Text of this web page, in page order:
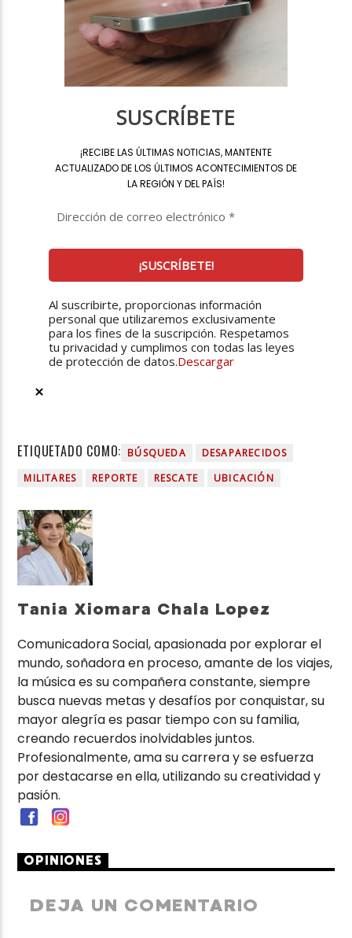
SUSCRÍBETE
¡RECIBE LAS ÚLTIMAS NOTICIAS, MANTENTE
ACTUALIZADO DE LOS ÚLTIMOS ACONTECIMIENTOS DE
LA REGIÓN Y DEL PAÍS!
Al suscribirte, proporcionas información
personal que utilizaremos exclusivamente
para los fines de la suscripción. Respetamos
tu privacidad y cumplimos con todas las leyes
de protección de datos.Descargar
ETIQUETADO COMO: BÚSQUEDA
DESAPARECIDOS
MILITARES
REPORTE RESCATE UBICACIÓN
Tania Xiomara Chala Lopez
Comunicadora Social, apasionada por explorar el
mundo, soñadora en proceso, amante de los viajes,
la música es su compañera constante, siempre
busca nuevas metas y desafíos por conquistar, su
mayor alegría es pasar tiempo con su familia,
creando recuerdos inolvidables juntos.
Profesionalmente, ama su carrera y se esfuerza
por destacarse en ella, utilizando su creatividad y
pasión.
OPINIONES
DEJA UN COMENTARIO